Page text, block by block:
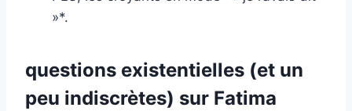
»*.
questions existentielles (et un
peu indiscrètes) sur Fatima